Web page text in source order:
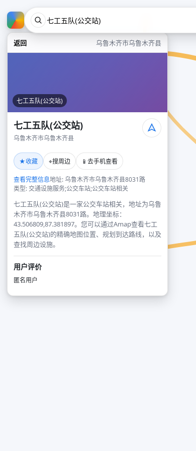
返回 乌鲁木齐市乌鲁木齐县
七工五队(公交站)
七工五队(公交站)
乌鲁木齐市乌鲁木齐县
★收藏 ⌖搜周边 📱 去手机查看
查看完整信息地址: 乌鲁木齐市乌鲁木齐县8031路
类型: 交通设施服务;公交车站;公交车站相关
七工五队(公交站)是一家公交车站相关，地址为乌鲁
木齐市乌鲁木齐县8031路。地理坐标：
43.506809,87.381897。您可以通过Amap查看七工
五队(公交站)的精确地图位置、规划到达路线，以及
查找周边设施。
用户评价
匿名用户